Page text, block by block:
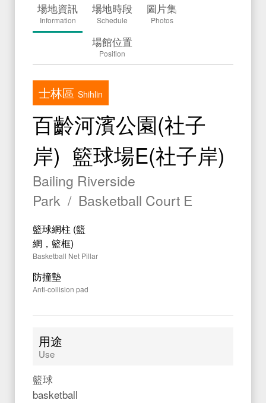
退費通報 Report
文件專區 Documents
運動中心 Sport Center
水域活動登記 Registration
Information
場地資訊
Information
場地時段
Schedule
圖片集
Photos
場館位置
Position
士林區 Shihlin
百齡河濱公園(社子
岸) 籃球場E(社子岸)
Bailing Riverside
Park / Basketball Court E
籃球網柱 (籃
網，籃框)
Basketball Net Pillar
防撞墊
Anti-collision pad
用途
Use
籃球
basketball